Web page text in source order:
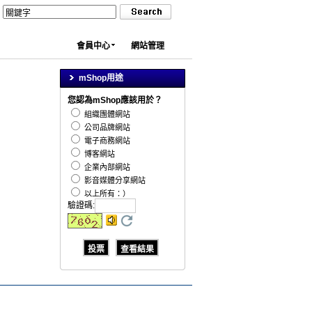
會員中心 網站管理
mShop用途
您認為mShop應該用於？
組織團體網站
公司品牌網站
電子商務網站
博客網站
企業內部網站
影音媒體分享網站
以上所有：）
驗證碼: